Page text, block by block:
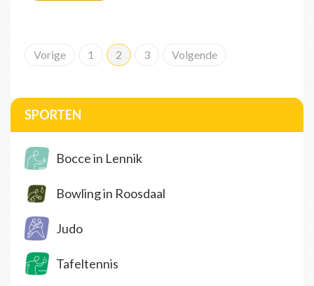
Vorige 1 2 3 Volgende
SPORTEN
Bocce in Lennik
Bowling in Roosdaal
Judo
Tafeltennis